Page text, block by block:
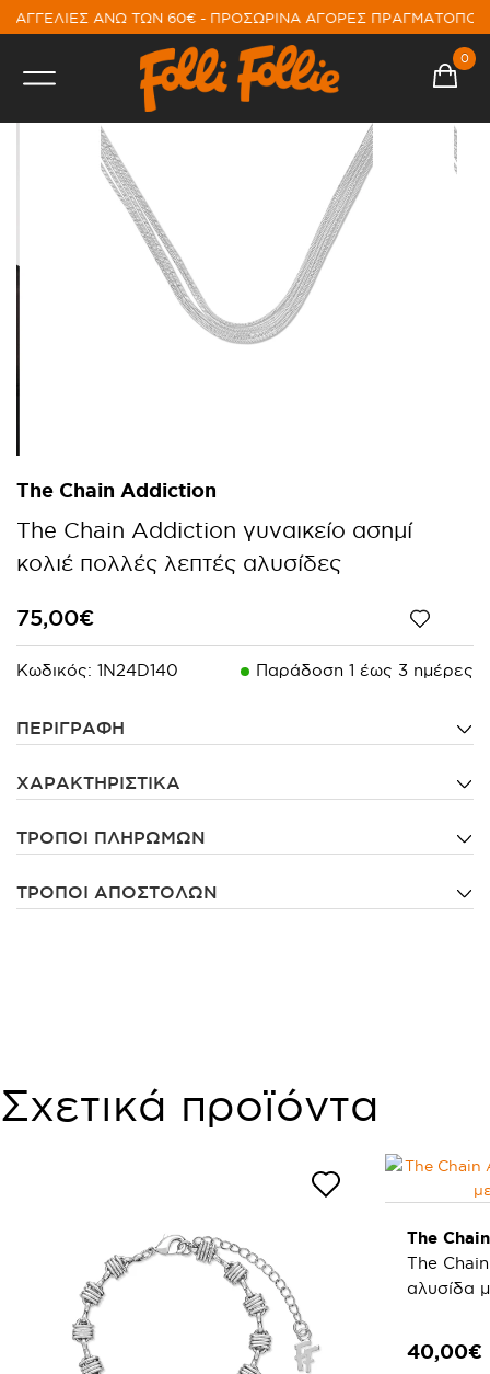
ΑΝΩ ΤΩΝ 60€ - ΠΡΟΣΩΡΙΝΑ ΑΓΟΡΕΣ
0
The Chain Addiction
The Chain Addiction γυναικείο ασημί
κολιέ πολλές λεπτές αλυσίδες
75,00€
Κωδικός: 1N24D140 Παράδoση 1 έως 3 ημέρες
ΠΕΡΙΓΡΑΦΗ
ΧΑΡΑΚΤΗΡΙΣΤΙΚΑ
ΤΡΟΠΟΙ ΠΛΗΡΩΜΩΝ
ΤΡΟΠΟΙ ΑΠΟΣΤΟΛΩΝ
Σχετικά προϊόντα
The
The
αλυσίδα
40,00€